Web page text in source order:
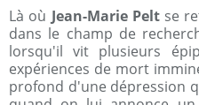
Là où Jean-Marie Peltse
dans le champ de
lorsqu'il vit plusieurs
expériences de mort
profond d'une dépression